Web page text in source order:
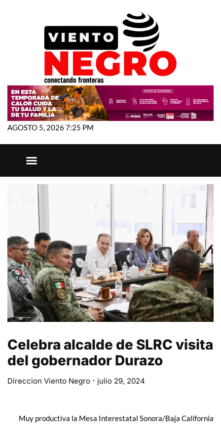
AGOSTO 5, 2026 7:25 PM
Celebra alcalde de SLRC visita
del gobernador Durazo
Direccion Viento Negro julio 29, 2024
Muy productiva la Mesa Interestatal Sonora/Baja California